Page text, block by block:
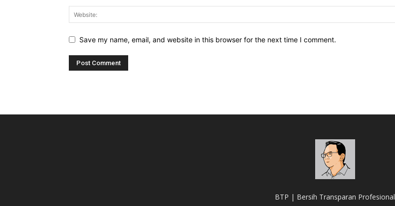
Save my name, email, and website in this browser for the next time I comment.
BTP | Bersih Transparan Profesional